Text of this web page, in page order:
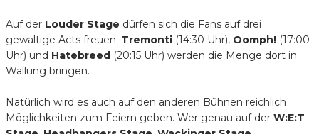
Auf der Louder Stage dürfen sich die Fans auf drei
gewaltige Acts freuen: Tremonti (14:30 Uhr), Oomph! (17:00
Uhr) und Hatebreed (20:15 Uhr) werden die Menge dort in
Wallung bringen.
Natürlich wird es auch auf den anderen Bühnen reichlich
Möglichkeiten zum Feiern geben. Wer genau auf der W:E:T